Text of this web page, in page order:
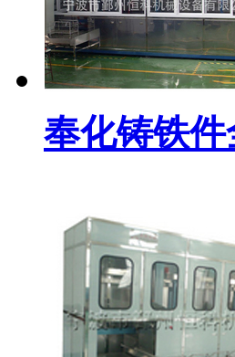
奉化铸铁